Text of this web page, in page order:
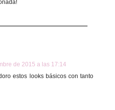
de 2015 a las 17:14
estos looks básicos con tanto